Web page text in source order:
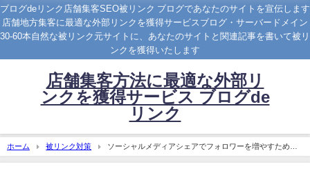
ブログdeリンク店舗集客SEO被リンク ブログであなたのサイトを宣伝します
店舗地方集客に最適な外部リンクを獲得サービスブログ・サーバードメイン
30-60本自然な被リンク元サイトに、あなたのサイトと関連記事を書いて被リ
ンクを獲得いたします
店舗集客方法に最適な外部リ
ンクを獲得サービス ブログde
リンク
ホーム 被リンク対策
ソーシャルメディアシェアでフォロワーを増やすための
成功法則と対策